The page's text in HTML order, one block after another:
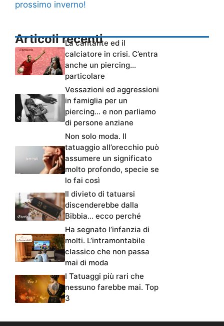
prossimo inverno!
Articoli recenti
La cantante ed il
calciatore in crisi. C’entra
anche un piercing…
particolare
Vessazioni ed aggressioni
in famiglia per un
piercing… e non parliamo
di persone anziane
Non solo moda. Il
tatuaggio all’orecchio può
assumere un significato
molto profondo, specie se
lo fai così
Il divieto di tatuarsi
discenderebbe dalla
Bibbia… ecco perché
Ha segnato l’infanzia di
molti. L’intramontabile
classico che non passa
mai di moda
I Tatuaggi più rari che
nessuno farebbe mai. Top
3